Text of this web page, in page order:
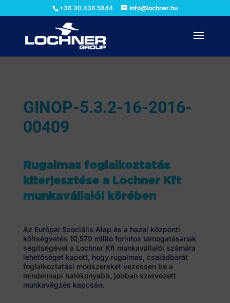
+36 30 436 5844 info@lochner.hu
GINOP-5.3.2-16-2016-
00409
Rugalmas foglalkoztatás
kiterjesztése a Lochner Kft
munkavállalói körében
Az Európai Szociális Alap és a hazai központi
költségvetés 10,579 millió forintos támogatásának
segítségével a Lochner Kft munkavállalói számára
lehetőséget kapott, hogy rugalmas, családbarát
foglalkoztatási módszereket vezessen be a
mindennapi hatékonyabb, jobban szervezett
munkavégzés kapcsán.